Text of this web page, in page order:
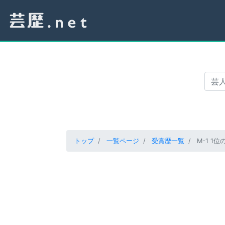
トップ 一覧ページ 受賞歴一覧 M-1 1位